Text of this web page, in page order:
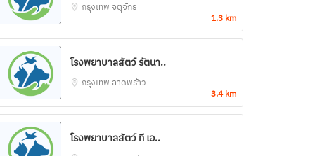
กรุงเทพ จตุจักร
1.3 km
โรงพยาบาลสัตว์ รัตนา..
กรุงเทพ ลาดพร้าว
3.4 km
โรงพยาบาลสัตว์ ที เอ..